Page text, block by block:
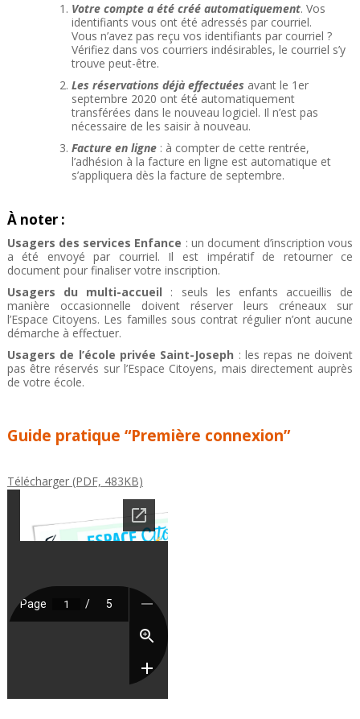
Votre compte a été créé automatiquement. Vos
identifiants vous ont été adressés par courriel.
Vous n’avez pas reçu vos identifiants par courriel ?
Vérifiez dans vos courriers indésirables, le courriel s’y
trouve peut-être.
Les réservations déjà effectuées avant le 1er
septembre 2020 ont été automatiquement
transférées dans le nouveau logiciel. Il n’est pas
nécessaire de les saisir à nouveau.
Facture en ligne: à compter de cette rentrée,
l’adhésion à la facture en ligne est automatique et
s’appliquera dès la facture de septembre.
À noter :
Usagers des services Enfance : un document d’inscription vous
a été envoyé par courriel. Il est impératif de retourner ce
document pour finaliser votre inscription.
Usagers du multi-accueil : seuls les enfants accueillis de
manière occasionnelle doivent réserver leurs créneaux sur
l’Espace Citoyens. Les familles sous contrat régulier n’ont aucune
démarche à effectuer.
Usagers de l’école privée Saint-Joseph : les repas ne doivent
pas être réservés sur l’Espace Citoyens, mais directement auprès
de votre école.
Guide pratique “Première connexion”
Télécharger (PDF, 483KB)